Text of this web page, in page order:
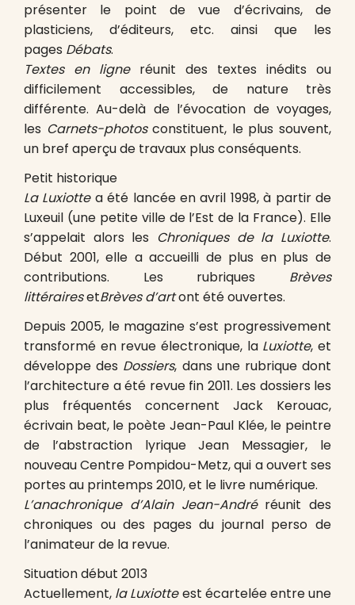
présenter le point de vue d’écrivains, de
plasticiens, d’éditeurs, etc. ainsi que les
pages Débats.
Textes en ligneréunit des textes inédits ou
difficilement accessibles, de nature très
différente. Au-delà de l’évocation de voyages,
les Carnets-photosconstituent, le plus souvent,
un bref aperçu de travaux plus conséquents.
Petit historique
La Luxiottea été lancée en avril 1998, à partir de
Luxeuil (une petite ville de l’Est de la France). Elle
s’appelait alors les Chroniques de la Luxiotte.
Début 2001, elle a accueilli de plus en plus de
contributions. Les rubriques Brèves
littérairesetBrèves d’artont été ouvertes.
Depuis 2005, le magazine s’est progressivement
transformé en revue électronique, la Luxiotte, et
développe des Dossiers, dans une rubrique dont
l’architecture a été revue fin 2011. Les dossiers les
plus fréquentés concernent Jack Kerouac,
écrivain beat, le poète Jean-Paul Klée, le peintre
de l’abstraction lyrique Jean Messagier, le
nouveau Centre Pompidou-Metz, qui a ouvert ses
portes au printemps 2010, et le livre numérique.
L’anachronique d’Alain Jean-Andréréunit des
chroniques ou des pages du journal perso de
l’animateur de la revue.
Situation début 2013
Actuellement, la Luxiotteest écartelée entre une